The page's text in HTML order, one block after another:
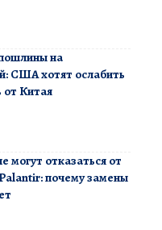
на
США хотят ослабить
от Китая
могут отказаться от
почему замены